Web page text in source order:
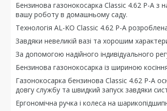
Бензинова газонокосарка Classic 4.62 P-A з
вашу роботу в домашньому саду.
Технологія AL-KO Classic 4.62 P-A
Завдяки невеликій вазі та хорошим
За допомогою надійного індивідуального
Бензинова газонокосарка із шириною
Газонокосарка бензинова Classic 4.62 P-A
довгу службу та швидкий запуск завдяки
Ергономічна ручка і колеса на